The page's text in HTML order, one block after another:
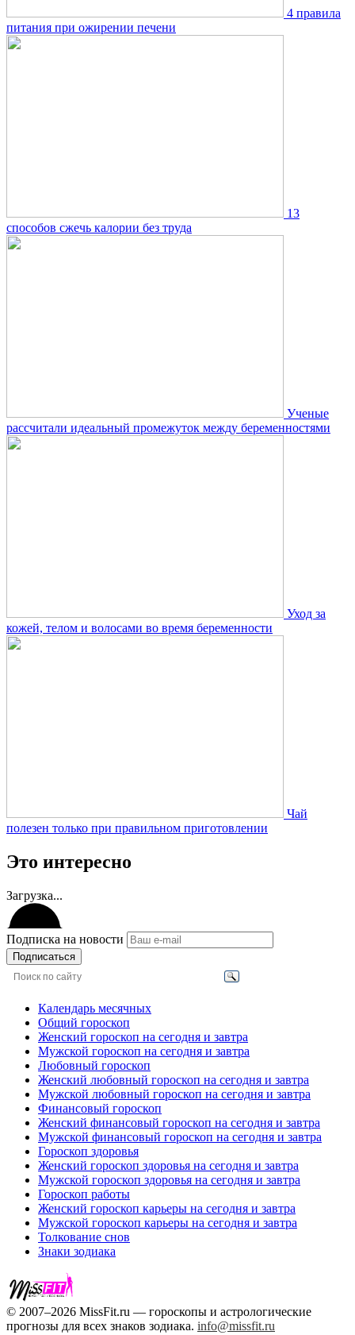
4 правила
питания при ожирении печени
13
способов сжечь калории без труда
Ученые
рассчитали идеальный промежуток между беременностями
Уход за
кожей, телом и волосами во время беременности
Чай
полезен только при правильном приготовлении
Это интересно
Загрузка...
Подписка на новости
Подписаться
Календарь месячных
Общий гороскоп
Женский гороскоп на сегодня и завтра
Мужской гороскоп на сегодня и завтра
Любовный гороскоп
Женский любовный гороскоп на сегодня и завтра
Мужской любовный гороскоп на сегодня и завтра
Финансовый гороскоп
Женский финансовый гороскоп на сегодня и завтра
Мужской финансовый гороскоп на сегодня и завтра
Гороскоп здоровья
Женский гороскоп здоровья на сегодня и завтра
Мужской гороскоп здоровья на сегодня и завтра
Гороскоп работы
Женский гороскоп карьеры на сегодня и завтра
Мужской гороскоп карьеры на сегодня и завтра
Толкование снов
Знаки зодиака
© 2007–2026 MissFit.ru — гороскопы и астрологические
прогнозы для всех знаков зодиака. info@missfit.ru